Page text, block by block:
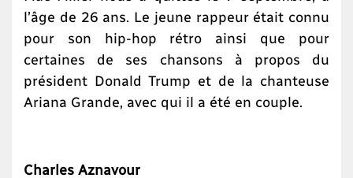
l’âge de 26 ans. Le jeune rappeur était connu
pour son hip-hop rétro ainsi que pour
certaines de ses chansons à propos du
président Donald Trump et de la chanteuse
Ariana Grande, avec qui il a été en couple.
Charles Aznavour